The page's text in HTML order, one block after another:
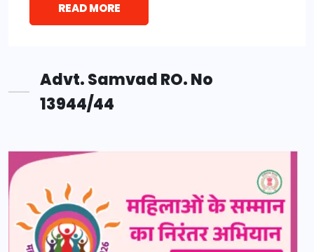
READ MORE
Advt. Samvad RO. No
13944/44